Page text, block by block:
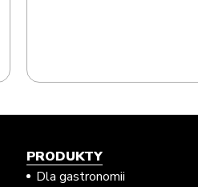
PRODUKTY
Dla gastronomii